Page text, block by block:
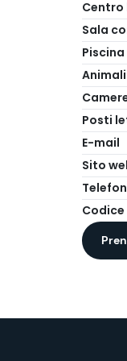
Centro
Sala
Piscina
Posti
E-mail
Sito
Codice